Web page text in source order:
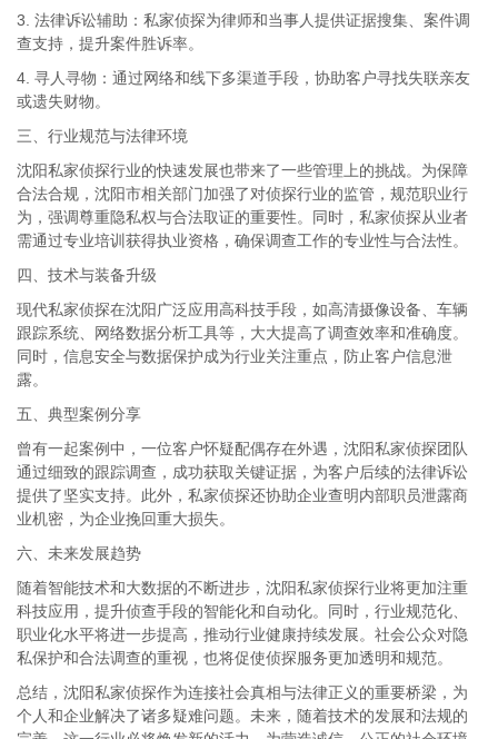
3. 法律诉讼辅助：私家侦探为律师和当事人提供证据搜集、案件调
查支持，提升案件胜诉率。
4. 寻人寻物：通过网络和线下多渠道手段，协助客户寻找失联亲友
或遗失财物。
三、行业规范与法律环境
沈阳私家侦探行业的快速发展也带来了一些管理上的挑战。为保障
合法合规，沈阳市相关部门加强了对侦探行业的监管，规范职业行
为，强调尊重隐私权与合法取证的重要性。同时，私家侦探从业者
需通过专业培训获得执业资格，确保调查工作的专业性与合法性。
四、技术与装备升级
现代私家侦探在沈阳广泛应用高科技手段，如高清摄像设备、车辆
跟踪系统、网络数据分析工具等，大大提高了调查效率和准确度。
同时，信息安全与数据保护成为行业关注重点，防止客户信息泄
露。
五、典型案例分享
曾有一起案例中，一位客户怀疑配偶存在外遇，沈阳私家侦探团队
通过细致的跟踪调查，成功获取关键证据，为客户后续的法律诉讼
提供了坚实支持。此外，私家侦探还协助企业查明内部职员泄露商
业机密，为企业挽回重大损失。
六、未来发展趋势
随着智能技术和大数据的不断进步，沈阳私家侦探行业将更加注重
科技应用，提升侦查手段的智能化和自动化。同时，行业规范化、
职业化水平将进一步提高，推动行业健康持续发展。社会公众对隐
私保护和合法调查的重视，也将促使侦探服务更加透明和规范。
总结，沈阳私家侦探作为连接社会真相与法律正义的重要桥梁，为
个人和企业解决了诸多疑难问题。未来，随着技术的发展和法规的